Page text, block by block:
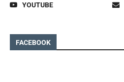
YOUTUBE
FACEBOOK